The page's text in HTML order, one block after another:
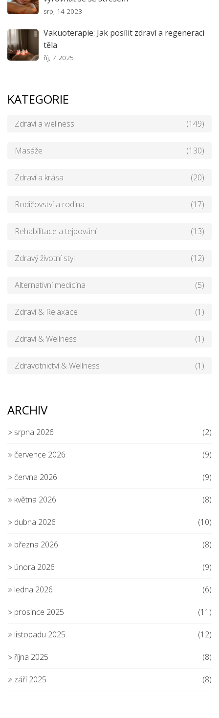
srp, 14 2023
Vakuoterapie: Jak posílit zdraví a regeneraci
těla
říj, 7 2025
KATEGORIE
Zdraví a wellness (149)
Masáže (130)
Zdraví a krása (20)
Rodičovství a rodina (17)
Rehabilitace a tejpování (13)
Zdravý životní styl (12)
Alternativní medicína (5)
Zdraví & Relaxace (1)
Zdraví & Wellness (1)
Zdravotnictví & Wellness (1)
ARCHIV
srpna 2026 (2)
července 2026 (9)
června 2026 (9)
května 2026 (8)
dubna 2026 (10)
března 2026 (8)
února 2026 (9)
ledna 2026 (6)
prosince 2025 (11)
listopadu 2025 (12)
října 2025 (8)
září 2025 (8)